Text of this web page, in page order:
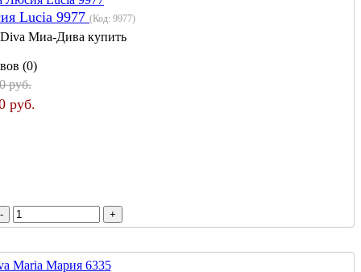
Lucia 9977 (Код: 9977)
Миа-Дива купить
(0)
руб.
руб.